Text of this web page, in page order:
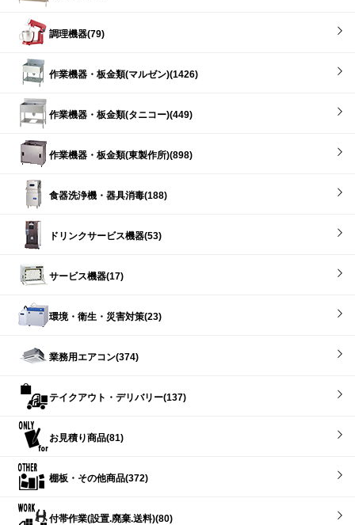
調理機器(79)
作業機器・板金類(マルゼン)(1426)
作業機器・板金類(タニコー)(449)
作業機器・板金類(東製作所)(898)
食器洗浄機・器具消毒(188)
ドリンクサービス機器(53)
サービス機器(17)
環境・衛生・災害対策(23)
業務用エアコン(374)
テイクアウト・デリバリー(137)
お見積り商品(81)
棚板・その他商品(372)
付帯作業(設置.廃棄.送料)(80)